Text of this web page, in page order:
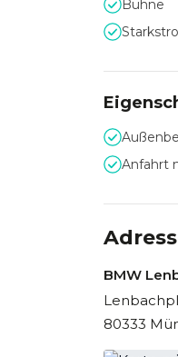
Parken.
Parkplätze
Bühne
Anfahrt
BMW
80333